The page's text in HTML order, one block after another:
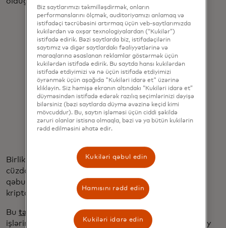
"İnternet üçün pul köçürürük...
Dünyanın hər yerində hər bir ödənişi
birləşdirmək istəyirik."
Ivan Soto-Wright
Birlikdə, onlar yeni kartların istifadəçilərin kripto
cüzdanlarına qoşulmasını və bu gün Mastercard-ın
qəbul edildiyi 150 milyondan çox yerdə stabilkoin və
kripto ödənişlərini təmin etməyi hədəfləyirlər.
Bu tərəfdaşlıq
yeni deyil, şirkətlər ilk dəfə birlikdə
işlərini 2023-cü ilin sonlarında elan ediblər. MoonPay
Biz saytlarımızı təkmilləşdirmək, onların
performanslarını ölçmək, auditoriyamızı anlamaq və
istifadəçi təcrübəsini artırmaq üçün veb-saytlarımızda
kukilərdən və oxşar texnologiyalardan (“Kukilər”)
istifadə edirik. Bəzi saytlarda biz, istifadəçilərin
saytımız və digər saytlardakı fəaliyyətlərinə və
maraqlarına əsaslanan reklamlar göstərmək üçün
kukilərdən istifadə edirik. Bu saytda hansı kukilərdən
istifadə etdiyimizi və nə üçün istifadə etdiyimizi
öyrənmək üçün aşağıda "Kukiləri idarə et" üzərinə
klikləyin. Siz həmişə ekranın altındakı “Kukiləri idarə et”
düyməsindən istifadə edərək razılıq seçimlərinizi dəyişə
bilərsiniz (bəzi saytlarda düymə əvəzinə keçid kimi
mövcuddur). Bu, saytın işləməsi üçün ciddi şəkildə
zəruri olanlar istisna olmaqla, bəzi və ya bütün kukilərin
rədd edilməsini əhatə edir.
Kukiləri qəbul edin
Hamısını rədd edin
Kukiləri idarə edin